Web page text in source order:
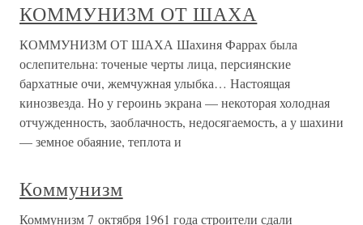
КОММУНИЗМ ОТ ШАХА
КОММУНИЗМ ОТ ШАХА Шахиня Фаррах была
ослепительна: точеные черты лица, персиянские
бархатные очи, жемчужная улыбка… Настоящая
кинозвезда. Но у героинь экрана — некоторая холодная
отчужденность, заоблачность, недосягаемость, а у шахини
— земное обаяние, теплота и
Коммунизм
Коммунизм 7 октября 1961 года строители сдали